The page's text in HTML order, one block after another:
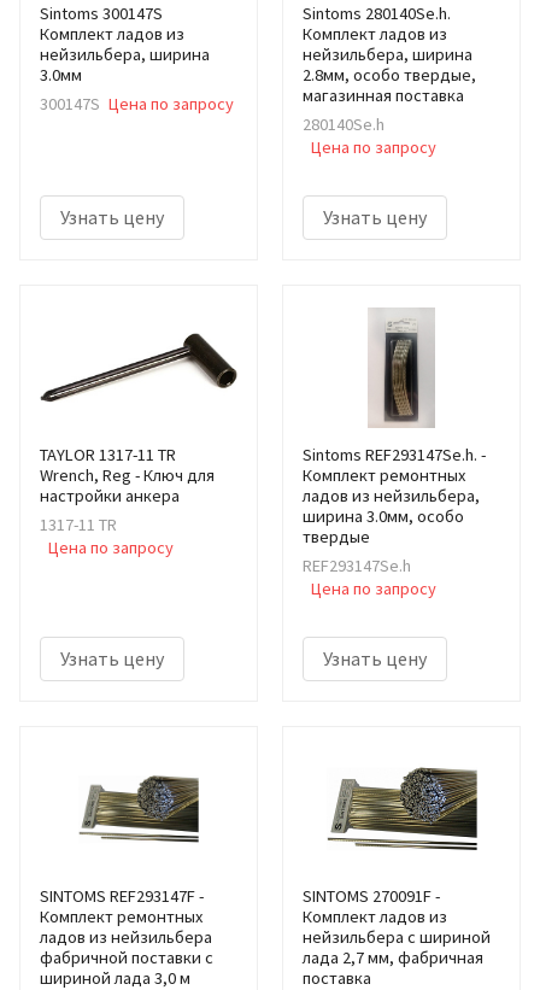
Sintoms 300147S
Комплект ладов из
нейзильбера, ширина
3.0мм
300147S Цена по запросу
Узнать цену
Sintoms 280140Se.h.
Комплект ладов из
нейзильбера, ширина
2.8мм, особо твердые,
магазинная поставка
280140Se.h
Цена по запросу
Узнать цену
TAYLOR 1317-11 TR
Wrench, Reg - Ключ для
настройки анкера
1317-11 TR
Цена по запросу
Узнать цену
Sintoms REF293147Se.h. -
Комплект ремонтных
ладов из нейзильбера,
ширина 3.0мм, особо
твердые
REF293147Se.h
Цена по запросу
Узнать цену
SINTOMS REF293147F -
Комплект ремонтных
ладов из нейзильбера
фабричной поставки с
шириной лада 3,0 м
SINTOMS 270091F -
Комплект ладов из
нейзильбера с шириной
лада 2,7 мм, фабричная
поставка